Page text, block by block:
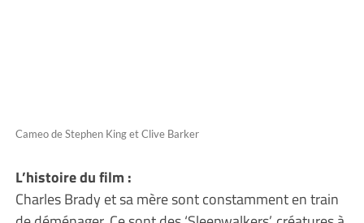
Cameo de Stephen King et Clive Barker
L’histoire du film :
Charles Brady et sa mère sont constamment en train